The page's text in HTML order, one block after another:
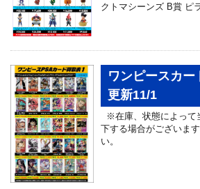
クトマシーンズ B賞 ピ
ワンピースカ
更新11/1
※在庫、状態によって
下する場合がございま
い。